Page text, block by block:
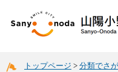
トップページ > 分類でさ